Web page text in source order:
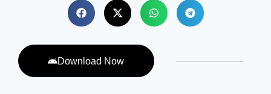
Download Now